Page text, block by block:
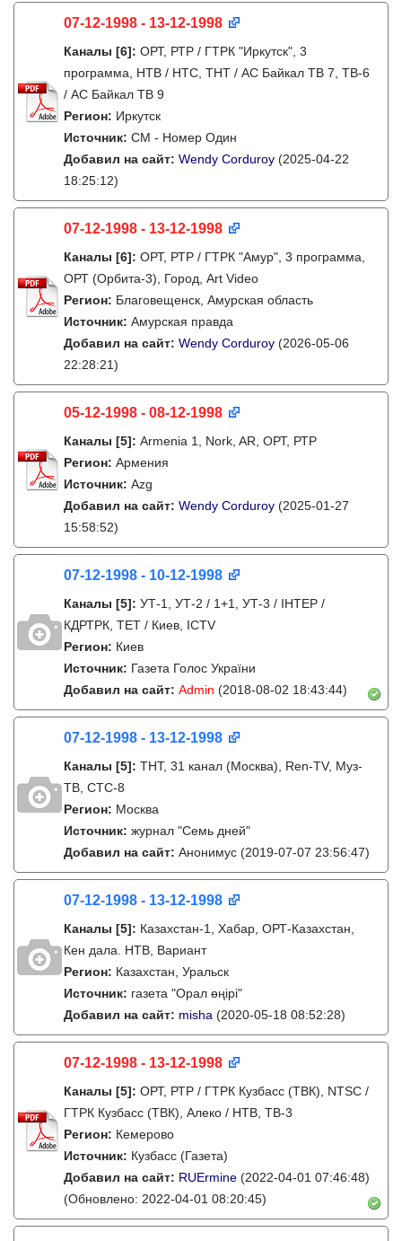
07-12-1998 - 13-12-1998
Каналы [6]: ОРТ, РТР / ГТРК "Иркутск", 3
программа, НТВ / НТС, ТНТ / АС Байкал ТВ 7, ТВ-6
/ АС Байкал ТВ 9
Регион: Иркутск
Источник: СМ - Номер Один
Добавил на сайт: Wendy Corduroy (2025-04-22
18:25:12)
07-12-1998 - 13-12-1998
Каналы [6]: ОРТ, РТР / ГТРК "Амур", 3 программа,
ОРТ (Орбита-3), Город, Art Video
Регион: Благовещенск, Амурская область
Источник: Амурская правда
Добавил на сайт: Wendy Corduroy (2026-05-06
22:28:21)
05-12-1998 - 08-12-1998
Каналы [5]: Armenia 1, Nork, AR, ОРТ, РТР
Регион: Армения
Источник: Azg
Добавил на сайт: Wendy Corduroy (2025-01-27
15:58:52)
07-12-1998 - 10-12-1998
Каналы [5]: УТ-1, УТ-2 / 1+1, УТ-3 / IНТЕР /
КДРТРК, ТЕТ / Киев, ICTV
Регион: Киев
Источник: Газета Голос України
Добавил на сайт: Admin (2018-08-02 18:43:44)
07-12-1998 - 13-12-1998
Каналы [5]: ТНТ, 31 канал (Москва), Ren-TV, Муз-
ТВ, СТС-8
Регион: Москва
Источник: журнал "Семь дней"
Добавил на сайт: Анонимус (2019-07-07 23:56:47)
07-12-1998 - 13-12-1998
Каналы [5]: Казахстан-1, Хабар, ОРТ-Казахстан,
Кен дала. НТВ, Вариант
Регион: Казахстан, Уральск
Источник: газета "Орал өңірі"
Добавил на сайт: misha (2020-05-18 08:52:28)
07-12-1998 - 13-12-1998
Каналы [5]: ОРТ, РТР / ГТРК Кузбасс (ТВК), NTSC /
ГТРК Кузбасс (ТВК), Алеко / НТВ, ТВ-3
Регион: Кемерово
Источник: Кузбасс (Газета)
Добавил на сайт: RUErmine (2022-04-01 07:46:48)
(Обновлено: 2022-04-01 08:20:45)